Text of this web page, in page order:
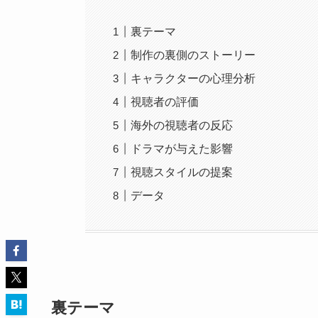
裏テーマ
制作の裏側のストーリー
キャラクターの心理分析
視聴者の評価
海外の視聴者の反応
ドラマが与えた影響
視聴スタイルの提案
データ
裏テーマ